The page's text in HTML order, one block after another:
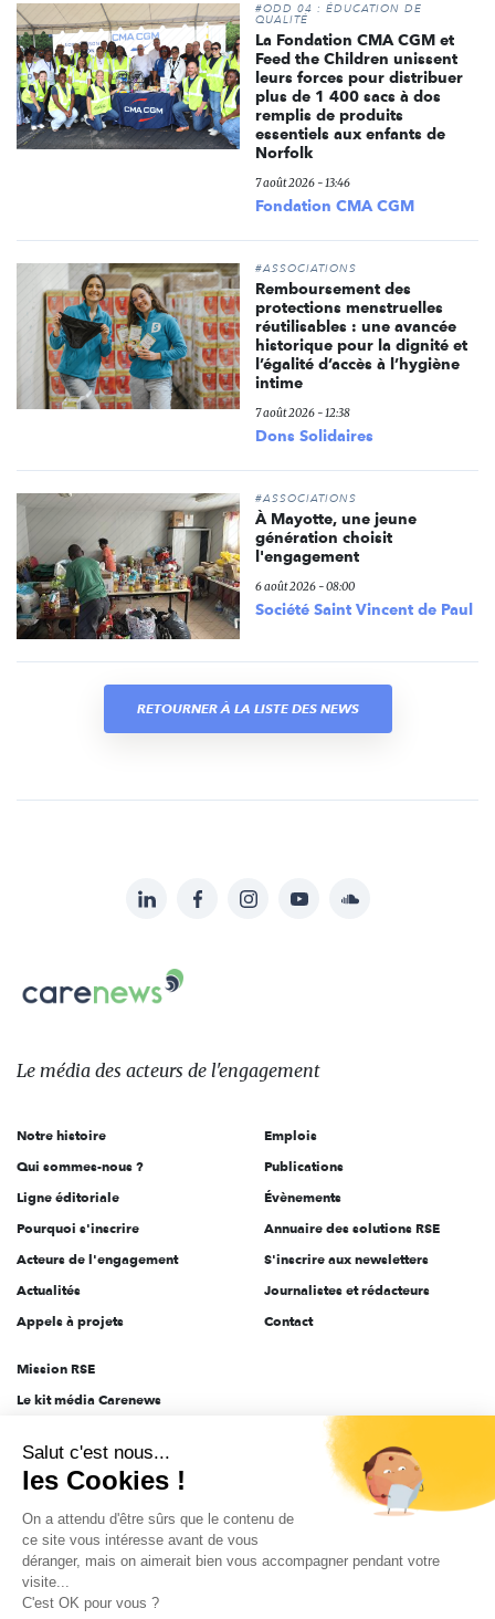
#ODD 04 : ÉDUCATION DE
QUALITÉ
La Fondation CMA CGM et
Feed the Children unissent
leurs forces pour distribuer
plus de 1 400 sacs à dos
remplis de produits
essentiels aux enfants de
Norfolk
7 août 2026 - 13:46
Fondation CMA CGM
#ASSOCIATIONS
Remboursement des
protections menstruelles
réutilisables : une avancée
historique pour la dignité et
l’égalité d’accès à l’hygiène
intime
7 août 2026 - 12:38
Dons Solidaires
#ASSOCIATIONS
À Mayotte, une jeune
génération choisit
l'engagement
6 août 2026 - 08:00
Société Saint Vincent de Paul
RETOURNER À LA LISTE DES NEWS
sur:
LinkedInFacebookInstagramYouTubeSoundcloud
Carenews,
Le
des
l'engagement
Le média des acteurs de l'engagement
Notre histoire
Qui sommes-nous ?
Ligne éditoriale
Pourquoi s'inscrire
Acteurs de l'engagement
Actualités
Appels à projets
Emplois
Publications
Évènements
Annuaire des solutions RSE
S'inscrire aux newsletters
Journalistes et rédacteurs
Contact
Mission RSE
Le kit média Carenews
AEF info
Novethic
PRODURABLE
Inclusiv Day
Salut c'est nous...
les Cookies !
On a attendu d'être sûrs que le contenu de
ce site vous intéresse avant de vous
déranger, mais on aimerait bien vous accompagner pendant votre
visite...
C'est OK pour vous ?